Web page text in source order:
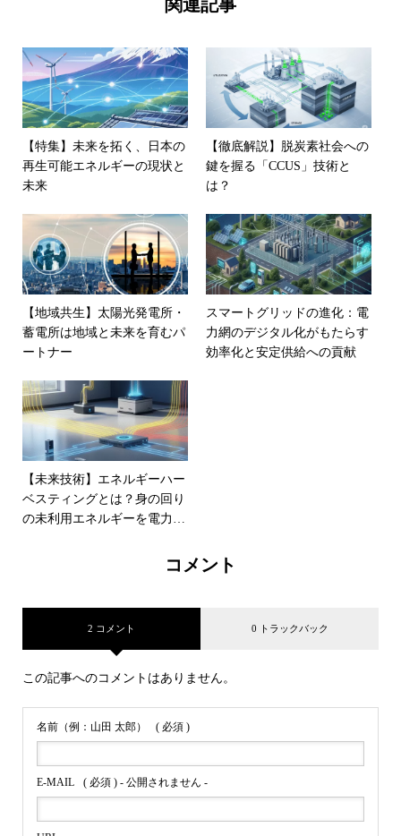
関連記事
【特集】未来を拓く、日本の
再生可能エネルギーの現状と
未来
【徹底解説】脱炭素社会への
鍵を握る「CCUS」技術と
は？
【地域共生】太陽光発電所・
蓄電所は地域と未来を育むパ
ートナー
スマートグリッドの進化：電
力網のデジタル化がもたらす
効率化と安定供給への貢献
【未来技術】エネルギーハー
ベスティングとは？身の回り
の未利用エネルギーを電力に
コメント
2 コメント 0 トラックバック
この記事へのコメントはありません。
名前（例：山田 太郎） ( 必須 )
E-MAIL ( 必須 ) - 公開されません -